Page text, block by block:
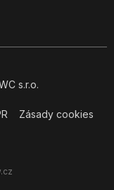
s.r.o.
Zásady cookies